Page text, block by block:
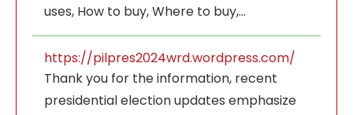
uses, How to buy, Where to buy,…
https://pilpres2024wrd.wordpress.com/
Thank you for the information, recent
presidential election updates emphasize